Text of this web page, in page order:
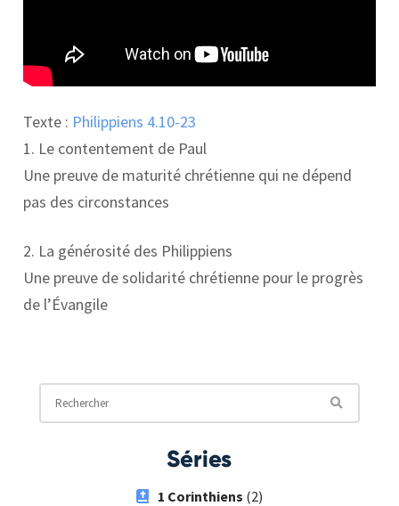
Texte : Philippiens 4.10-23
1. Le contentement de Paul
Une preuve de maturité chrétienne qui ne dépend
pas des circonstances
2. La générosité des Philippiens
Une preuve de solidarité chrétienne pour le progrès
de l’Évangile
Séries
1 Corinthiens (2)